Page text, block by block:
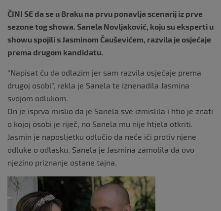
ČINI SE da se u Braku na prvu ponavlja scenarij iz prve
sezone tog showa. Sanela Novljaković, koju su eksperti u
showu spojili s Jasminom Čauševićem, razvila je osjećaje
prema drugom kandidatu.
“Napisat ću da odlazim jer sam razvila osjećaje prema
drugoj osobi”, rekla je Sanela te iznenadila Jasmina
svojom odlukom.
On je isprva mislio da je Sanela sve izmislila i htio je znati
o kojoj osobi je riječ, no Sanela mu nije htjela otkriti.
Jasmin je naposljetku odlučio da neće ići protiv njene
odluke o odlasku. Sanela je Jasmina zamolila da ovo
njezino priznanje ostane tajna.